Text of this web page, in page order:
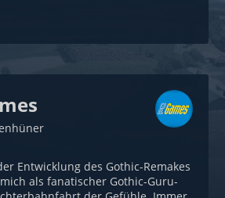
Entwicklung des Gothic-Remakes
als fanatischer Gothic-Guru-